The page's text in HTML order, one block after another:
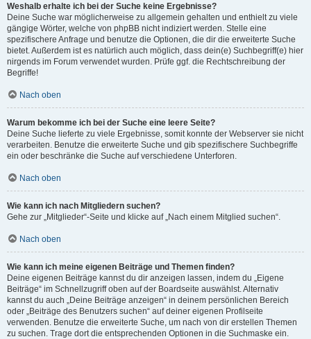
Weshalb erhalte ich bei der Suche keine Ergebnisse?
Deine Suche war möglicherweise zu allgemein gehalten und enthielt zu viele
gängige Wörter, welche von phpBB nicht indiziert werden. Stelle eine
spezifischere Anfrage und benutze die Optionen, die dir die erweiterte Suche
bietet. Außerdem ist es natürlich auch möglich, dass dein(e) Suchbegriff(e) hier
nirgends im Forum verwendet wurden. Prüfe ggf. die Rechtschreibung der
Begriffe!
Nach oben
Warum bekomme ich bei der Suche eine leere Seite?
Deine Suche lieferte zu viele Ergebnisse, somit konnte der Webserver sie nicht
verarbeiten. Benutze die erweiterte Suche und gib spezifischere Suchbegriffe
ein oder beschränke die Suche auf verschiedene Unterforen.
Nach oben
Wie kann ich nach Mitgliedern suchen?
Gehe zur „Mitglieder“-Seite und klicke auf „Nach einem Mitglied suchen“.
Nach oben
Wie kann ich meine eigenen Beiträge und Themen finden?
Deine eigenen Beiträge kannst du dir anzeigen lassen, indem du „Eigene
Beiträge“ im Schnellzugriff oben auf der Boardseite auswählst. Alternativ
kannst du auch „Deine Beiträge anzeigen“ in deinem persönlichen Bereich
oder „Beiträge des Benutzers suchen“ auf deiner eigenen Profilseite
verwenden. Benutze die erweiterte Suche, um nach von dir erstellen Themen
zu suchen. Trage dort die entsprechenden Optionen in die Suchmaske ein.